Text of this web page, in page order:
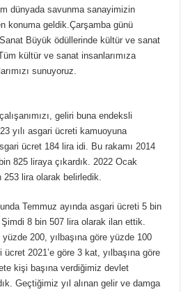
dünyada savunma sanayimizin
konuma geldik.Çarşamba günü
Büyük ödüllerinde kültür ve sanat
kültür ve sanat insanlarımıza
sunuyoruz.
geliri buna endeksli
yılı asgari ücreti kamuoyuna
ücret 184 lira idi. Bu rakamı 2014
825 liraya çıkardık. 2022 Ocak
lira olarak belirledik.
Temmuz ayında asgari ücreti 5 bin
8 bin 507 lira olarak ilan ettik.
200, yılbaşına göre yüzde 100
2021’e göre 3 kat, yılbaşına göre
kişi başına verdiğimiz devlet
Geçtiğimiz yıl alınan gelir ve damga